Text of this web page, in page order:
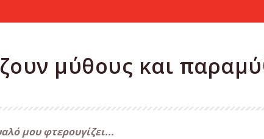
μύθους και
μου φτερουγίζει...